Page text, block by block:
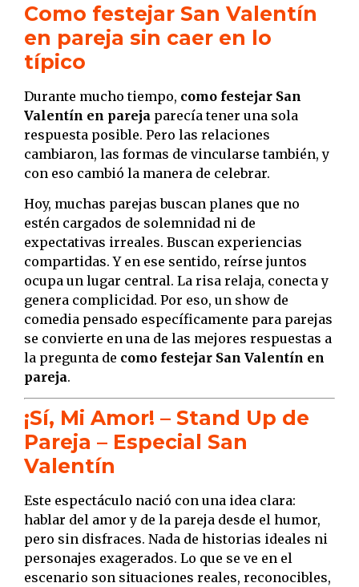
Como festejar San Valentín
en pareja sin caer en lo
típico
Durante mucho tiempo, como festejar San
Valentín en pareja parecía tener una sola
respuesta posible. Pero las relaciones
cambiaron, las formas de vincularse también, y
con eso cambió la manera de celebrar.
Hoy, muchas parejas buscan planes que no
estén cargados de solemnidad ni de
expectativas irreales. Buscan experiencias
compartidas. Y en ese sentido, reírse juntos
ocupa un lugar central. La risa relaja, conecta y
genera complicidad. Por eso, un show de
comedia pensado específicamente para parejas
se convierte en una de las mejores respuestas a
la pregunta de como festejar San Valentín en
pareja.
¡Sí, Mi Amor! – Stand Up de
Pareja – Especial San
Valentín
Este espectáculo nació con una idea clara:
hablar del amor y de la pareja desde el humor,
pero sin disfraces. Nada de historias ideales ni
personajes exagerados. Lo que se ve en el
escenario son situaciones reales, reconocibles,